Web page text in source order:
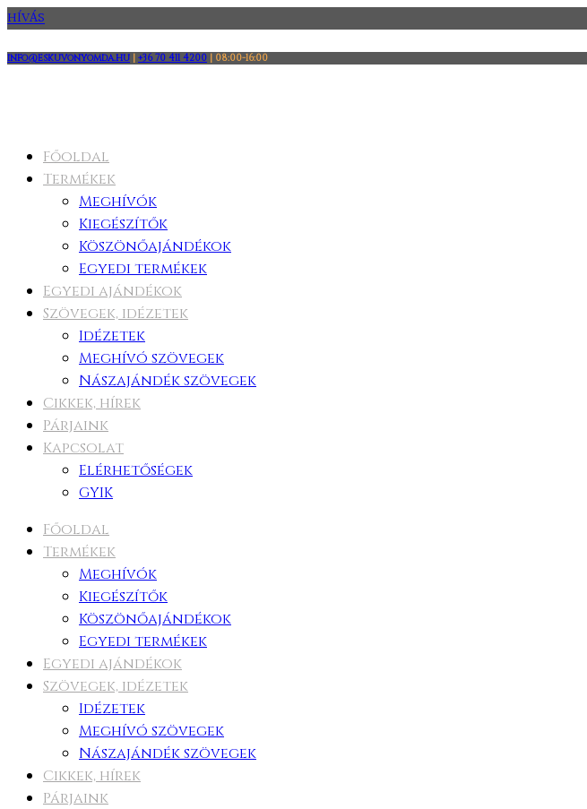
HÍVÁS
info@eskuvonyomda.hu +36 70 411 4200 08:00-16:00
Főoldal
Termékek
Meghívók
Kiegészítők
Köszönőajándékok
Egyedi termékek
Egyedi ajándékok
Szövegek, idézetek
Idézetek
Meghívó szövegek
Nászajándék szövegek
Cikkek, hírek
Párjaink
Kapcsolat
Elérhetőségek
GYIK
Főoldal
Termékek
Meghívók
Kiegészítők
Köszönőajándékok
Egyedi termékek
Egyedi ajándékok
Szövegek, idézetek
Idézetek
Meghívó szövegek
Nászajándék szövegek
Cikkek, hírek
Párjaink